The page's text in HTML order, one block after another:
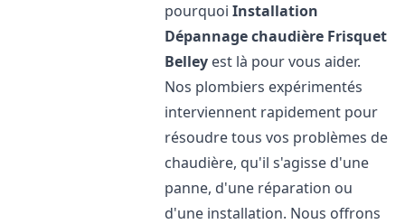
pourquoiInstallation
Dépannage chaudière Frisquet
Belley est là pour vous aider.
Nos plombiers expérimentés
interviennent rapidement pour
résoudre tous vos problèmes de
chaudière, qu'il s'agisse d'une
panne, d'une réparation ou
d'une installation. Nous offrons